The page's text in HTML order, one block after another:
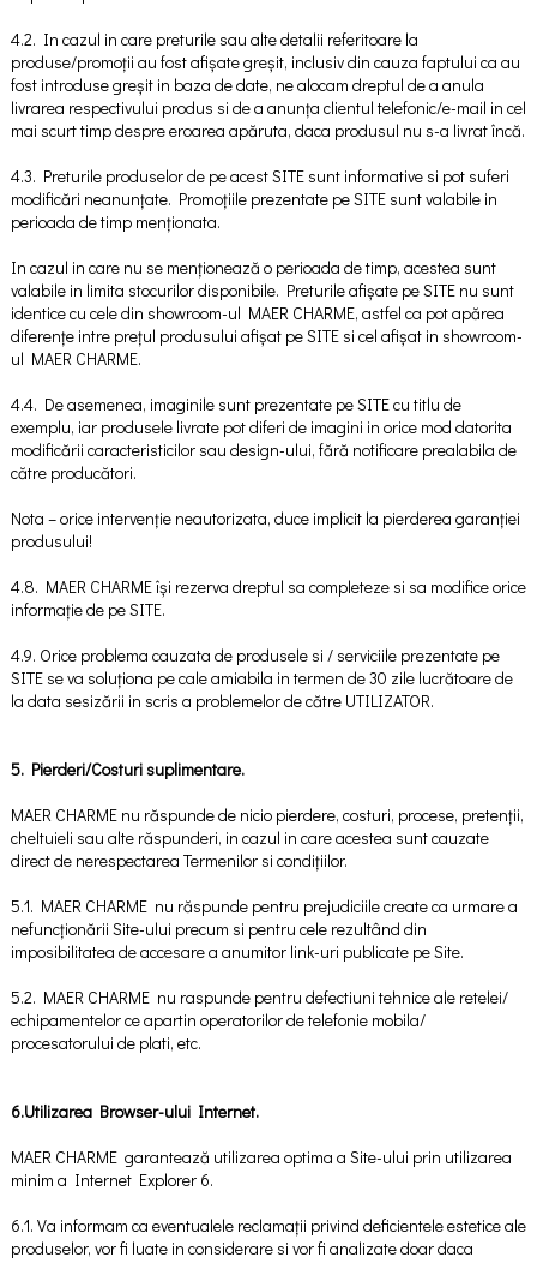
4.2. In cazul in care preturile sau alte detalii referitoare la
produse/promoții au fost afișate greșit, inclusiv din cauza faptului ca au
fost introduse greșit in baza de date, ne alocam dreptul de a anula
livrarea respectivului produs si de a anunța clientul telefonic/e-mail in cel
mai scurt timp despre eroarea apăruta, daca produsul nu s-a livrat încă.
4.3. Preturile produselor de pe acest SITE sunt informative si pot suferi
modificări neanunțate. Promoțiile prezentate pe SITE sunt valabile in
perioada de timp menționata.
In cazul in care nu se menționează o perioada de timp, acestea sunt
valabile in limita stocurilor disponibile. Preturile afișate pe SITE nu sunt
identice cu cele din showroom-ul MAER CHARME, astfel ca pot apărea
diferențe intre prețul produsului afișat pe SITE si cel afișat in showroom-
ul MAER CHARME.
4.4. De asemenea, imaginile sunt prezentate pe SITE cu titlu de
exemplu, iar produsele livrate pot diferi de imagini in orice mod datorita
modificării caracteristicilor sau design-ului, fără notificare prealabila de
către producători.
Nota – orice intervenție neautorizata, duce implicit la pierderea garanției
produsului!
4.8. MAER CHARME își rezerva dreptul sa completeze si sa modifice orice
informație de pe SITE.
4.9. Orice problema cauzata de produsele si / serviciile prezentate pe
SITE se va soluționa pe cale amiabila in termen de 30 zile lucrătoare de
la data sesizării in scris a problemelor de către UTILIZATOR.
5. Pierderi/Costuri suplimentare.
MAER CHARME nu răspunde de nicio pierdere, costuri, procese, pretenții,
cheltuieli sau alte răspunderi, in cazul in care acestea sunt cauzate
direct de nerespectarea Termenilor si condițiilor.
5.1. MAER CHARME nu răspunde pentru prejudiciile create ca urmare a
nefuncționării Site-ului precum si pentru cele rezultând din
imposibilitatea de accesare a anumitor link-uri publicate pe Site.
5.2. MAER CHARME nu raspunde pentru defectiuni tehnice ale retelei/
echipamentelor ce apartin operatorilor de telefonie mobila/
procesatorului de plati, etc.
6.Utilizarea Browser-ului Internet.
MAER CHARME garantează utilizarea optima a Site-ului prin utilizarea
minim a Internet Explorer 6.
6.1. Va informam ca eventualele reclamații privind deficientele estetice ale
produselor, vor fi luate in considerare si vor fi analizate doar daca